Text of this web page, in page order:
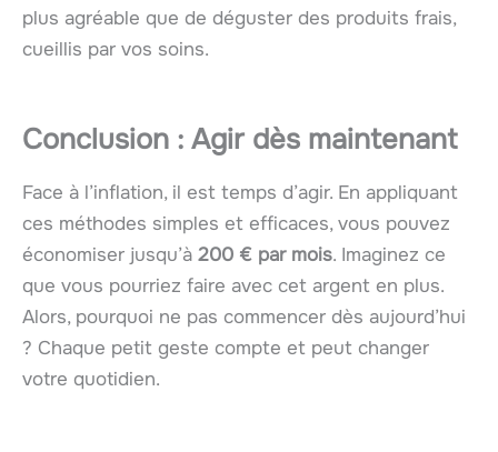
plus agréable que de déguster des produits frais,
cueillis par vos soins.
Conclusion : Agir dès maintenant
Face à l’inflation, il est temps d’agir. En appliquant
ces méthodes simples et efficaces, vous pouvez
économiser jusqu’à 200 € par mois. Imaginez ce
que vous pourriez faire avec cet argent en plus.
Alors, pourquoi ne pas commencer dès aujourd’hui
? Chaque petit geste compte et peut changer
votre quotidien.